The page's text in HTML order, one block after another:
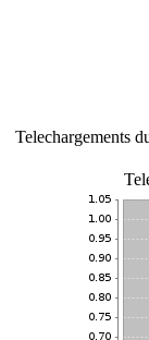
Telechargements